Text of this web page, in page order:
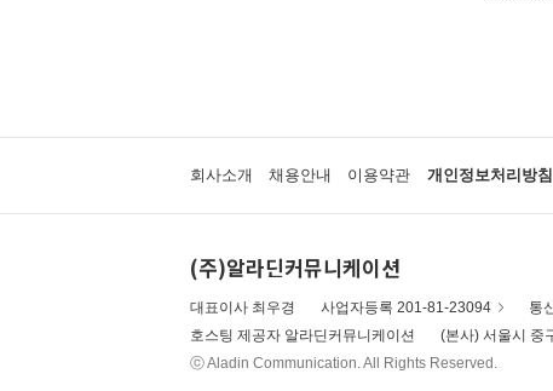
회사소개 채용안내 이용약관 개인정보처리방침
(주)알라딘커뮤니케이션
대표이사 최우경 사업자등록 201-81-23094 통
호스팅 제공자 알라딘커뮤니케이션
(본사) 서울시 중
ⓒ Aladin Communication. All Rights Reserved.